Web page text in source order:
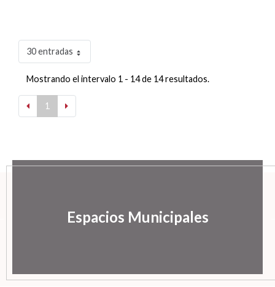
30 entradas
Mostrando el intervalo 1 - 14 de 14 resultados.
1
Espacios Municipales